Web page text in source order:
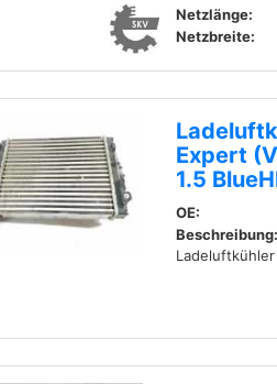
Netzlänge:
Netzbreite:
Expert
1.5
OE:
Beschreibung:
Ladeluftkühler